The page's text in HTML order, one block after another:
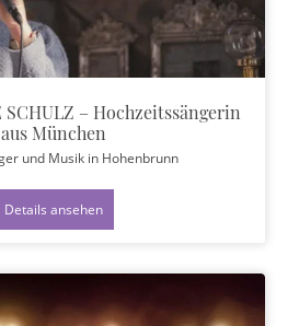
SCHULZ – Hochzeitssängerin
aus München
und Musik in Hohenbrunn
Details ansehen